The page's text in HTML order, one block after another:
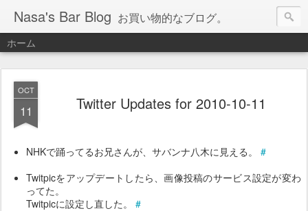
Nasa's Bar Blog お買い物的なブログ。
ホーム
OCT
11 Twitter Updates for 2010-10-11
NHKで踊ってるお兄さんが、サバンナ八木に見える。 #
Twitpicをアップデートしたら、画像投稿のサービス設定が変わ
ってた。
Twitpicに設定し直した。 #